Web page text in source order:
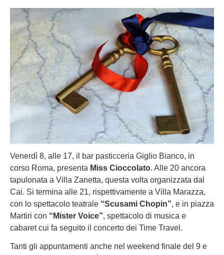
Venerdì 8, alle 17, il bar pasticceria Giglio Bianco, in
corso Roma, presenta Miss Cioccolato. Alle 20 ancora
tapulonata a Villa Zanetta, questa volta organizzata dal
Cai. Si termina alle 21, rispettivamente a Villa Marazza,
con lo spettacolo teatrale “Scusami Chopin”, e in piazza
Martiri con “Mister Voice”, spettacolo di musica e
cabaret cui fa seguito il concerto dei Time Travel.
Tanti gli appuntamenti anche nel weekend finale del 9 e